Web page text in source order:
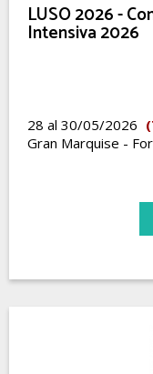
LUSO 2026 -
Intensiva 2026
28 al 30/05/2026
Gran Marquise -